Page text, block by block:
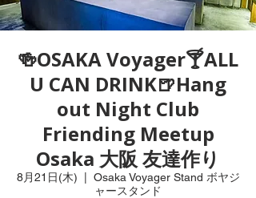
🍻OSAKA Voyager🍸ALL
U CAN DRINK🍺Hang
out Night Club
Friending Meetup
Osaka 大阪 友達作り
8月21日(木)
Osaka Voyager Stand ボヤジ
ャースタンド